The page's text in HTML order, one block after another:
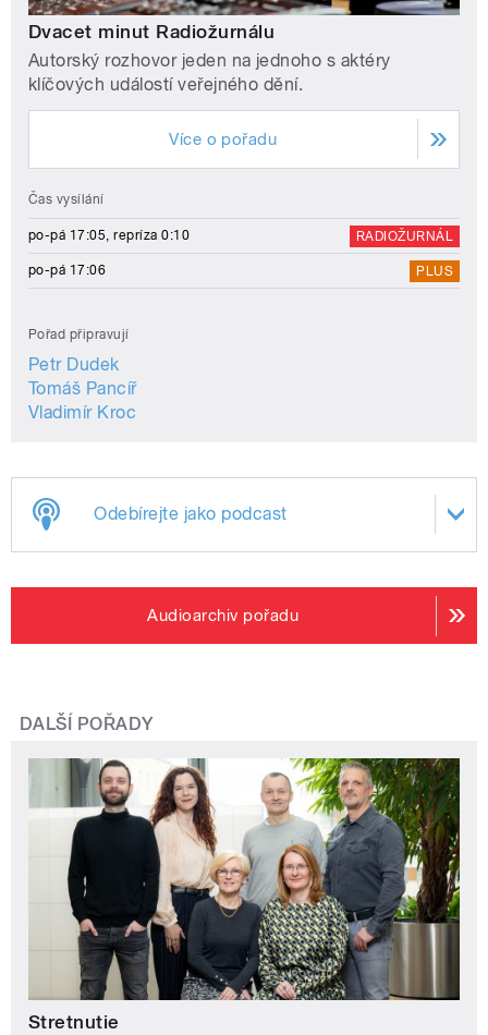
Dvacet minut Radiožurnálu
Autorský rozhovor jeden na jednoho s aktéry
klíčových událostí veřejného dění.
Více o pořadu
Čas vysílání
po-pá 17:05, repríza 0:10 RADIOŽURNÁL
po-pá 17:06 PLUS
Pořad připravují
Petr Dudek
Tomáš Pancíř
Vladimír Kroc
Odebírejte jako podcast
Audioarchiv pořadu
DALŠÍ POŘADY
Stretnutie